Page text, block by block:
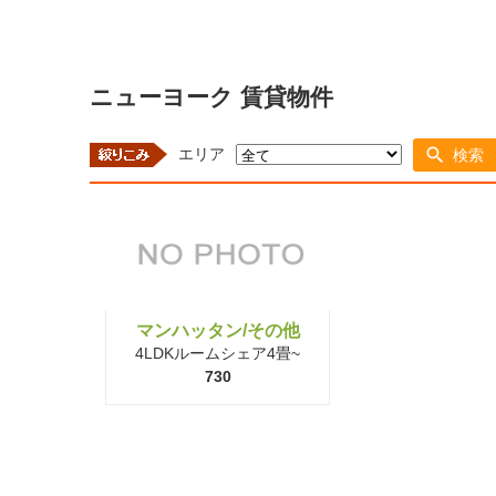
ニューヨーク 賃貸物件
エリア 検索
マンハッタン/その他
4LDKルームシェア4畳~
730